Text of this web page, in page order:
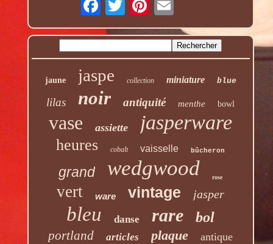
jaune jaspe collection miniature blue
lilas noir antiquité menthe bowl
vase assiette jasperware
heures cobalt vaisselle bûcheron
grand wedgwood rose
vert ware vintage jasper
bleu danse rare bol
portland articles plaque antique